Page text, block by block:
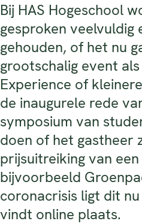
Bij HAS Hogeschool
gesproken veelvuldig
gehouden, of het nu
grootschalig event
Experience of
de inaugurele rede
symposium van
doen of het gastheer
prijsuitreiking van
bijvoorbeeld
coronacrisis ligt dit
vindt online plaats.